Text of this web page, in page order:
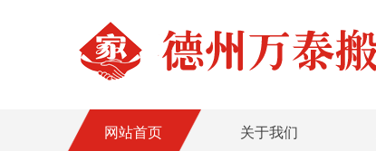
网站首页 关于我们